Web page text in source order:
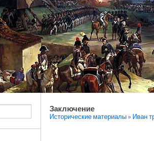
Заключение
Исторические материалы » Иван